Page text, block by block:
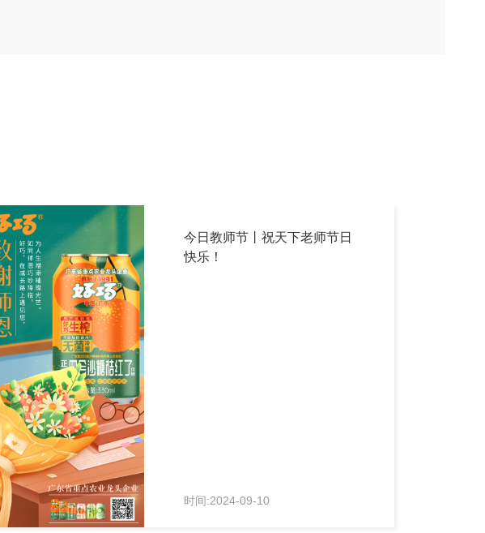
今日教师节丨祝天下老师节日
快乐！
时间:2024-09-10